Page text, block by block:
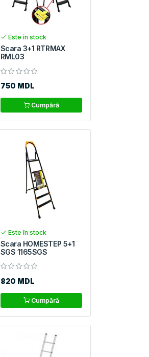
Este în stock
Scara 3+1 RTRMAX
RML03
750 MDL
Cumpără
Este în stock
Scara HOMESTEP 5+1
SGS 1165SGS
820 MDL
Cumpără